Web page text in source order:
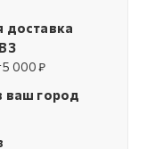
доставка
5 000 ₽
ваш город